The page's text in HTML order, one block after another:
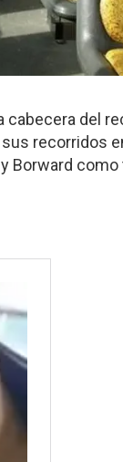
cabecera del
recorridos
Borward como